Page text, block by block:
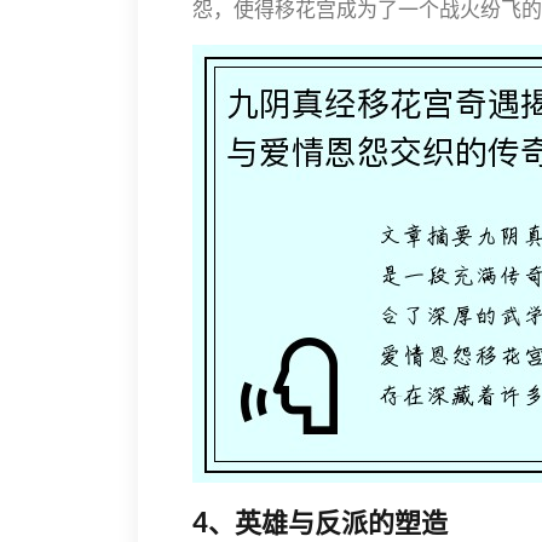
怨，使得移花宫成为了一个战火纷飞
4、英雄与反派的塑造